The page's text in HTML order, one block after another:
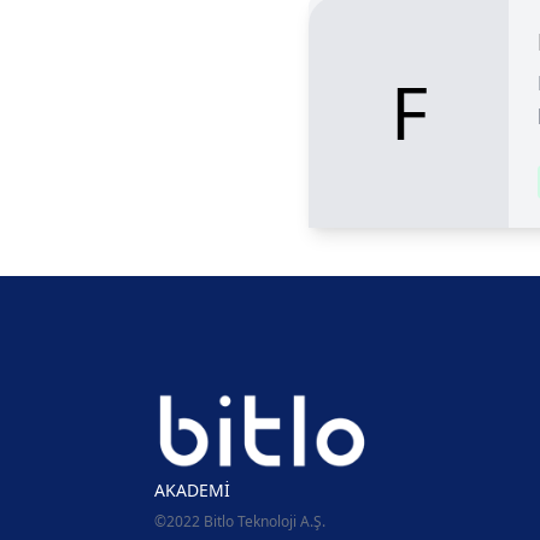
F
AKADEMİ
©2022 Bitlo Teknoloji A.Ş.